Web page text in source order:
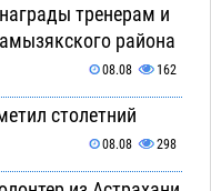
тренерам и
района
08.08 162
столетний
08.08 298